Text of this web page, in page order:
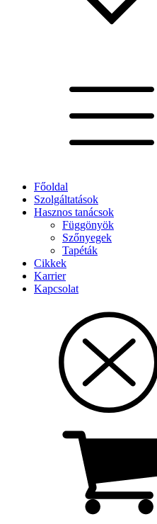
Főoldal
Szolgáltatások
Hasznos tanácsok
Függönyök
Szőnyegek
Tapéták
Cikkek
Karrier
Kapcsolat